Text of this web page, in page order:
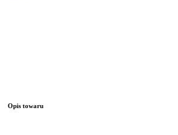
Opis towaru